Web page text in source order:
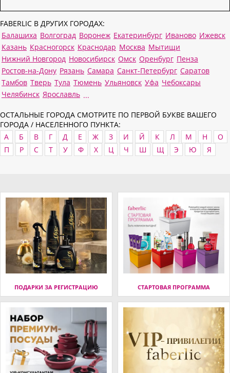
FABERLIC В ДРУГИХ ГОРОДАХ:
Балашиха Волгоград Воронеж Екатеринбург Иваново Ижевск
Казань Красногорск Краснодар Москва Мытищи
Нижний Новгород Новосибирск Омск Оренбург Пенза
Ростов-на-Дону Рязань Самара Санкт-Петербург Саратов
Тамбов Тверь Тула Тюмень Ульяновск Уфа Чебоксары
Челябинск Ярославль ...
ОСТАЛЬНЫЕ ГОРОДА СМОТРИТЕ ПО ПЕРВОЙ БУКВЕ ВАШЕГО
ГОРОДА / НАСЕЛЕННОГО ПУНКТА:
А
Б В Г Д Е Ж З И Й К Л М Н
О
П
Р С Т У Ф Х Ц Ч Ш Щ Э Ю Я
ПОДАРКИ ЗА РЕГИСТРАЦИЮ СТАРТОВАЯ ПРОГРАММА